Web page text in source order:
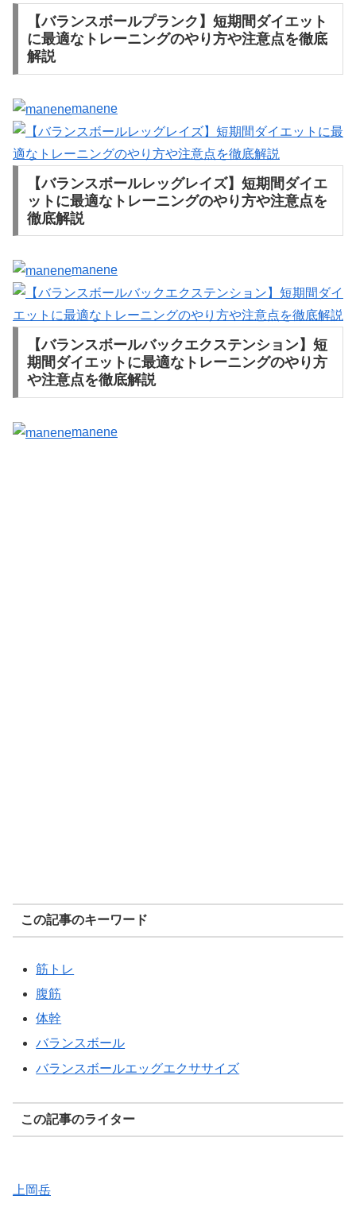
【バランスボールプランク】短期間ダイエット
に最適なトレーニングのやり方や注意点を徹底
解説
manene
【バランスボールレッグレイズ】短期間ダイエ
ットに最適なトレーニングのやり方や注意点を
徹底解説
manene
【バランスボールバックエクステンション】短
期間ダイエットに最適なトレーニングのやり方
や注意点を徹底解説
manene
この記事のキーワード
筋トレ
腹筋
体幹
バランスボール
バランスボールエッグエクササイズ
この記事のライター
上岡岳